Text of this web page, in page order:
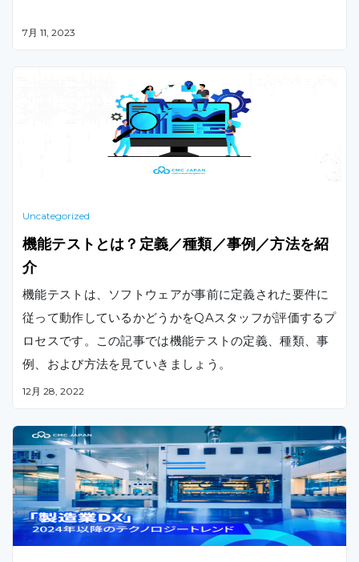
7月 11, 2023
Uncategorized
機能テストとは？定義／種類／事例／方法を紹
介
機能テストは、ソフトウェアが事前に定義された要件に
従って動作しているかどうかをQAスタッフが評価するプ
ロセスです。この記事では機能テストの定義、種類、事
例、および方法を見ていきましょう。
12月 28, 2022